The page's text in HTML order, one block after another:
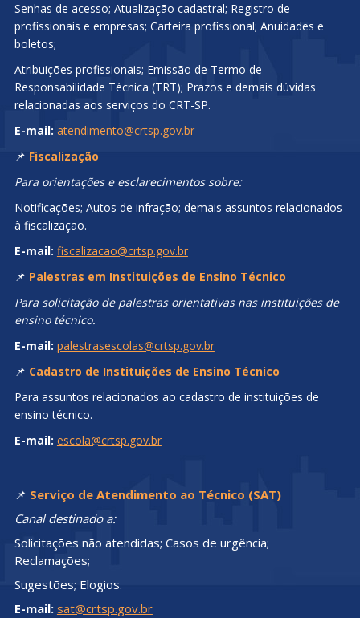
Senhas de acesso; Atualização cadastral; Registro de
profissionais e empresas; Carteira profissional; Anuidades e
boletos;
Atribuições profissionais; Emissão de Termo de
Responsabilidade Técnica (TRT); Prazos e demais dúvidas
relacionadas aos serviços do CRT-SP.
E-mail: atendimento@crtsp.gov.br
📌 Fiscalização
Para orientações e esclarecimentos sobre:
Notificações; Autos de infração; demais assuntos relacionados
à fiscalização.
E-mail: fiscalizacao@crtsp.gov.br
📌 Palestras em Instituições de Ensino Técnico
Para solicitação de palestras orientativas nas instituições de
ensino técnico.
E-mail: palestrasescolas@crtsp.gov.br
📌 Cadastro de Instituições de Ensino Técnico
Para assuntos relacionados ao cadastro de instituições de
ensino técnico.
E-mail: escola@crtsp.gov.br
📌 Serviço de Atendimento ao Técnico (SAT)
Canal destinado a:
Solicitações não atendidas; Casos de urgência;
Reclamações;
Sugestões; Elogios.
E-mail: sat@crtsp.gov.br